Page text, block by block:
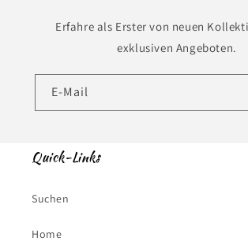
Erfahre als Erster von neuen
exklusiven Angeboten.
E-Mail
Quick-Links
Suchen
Home